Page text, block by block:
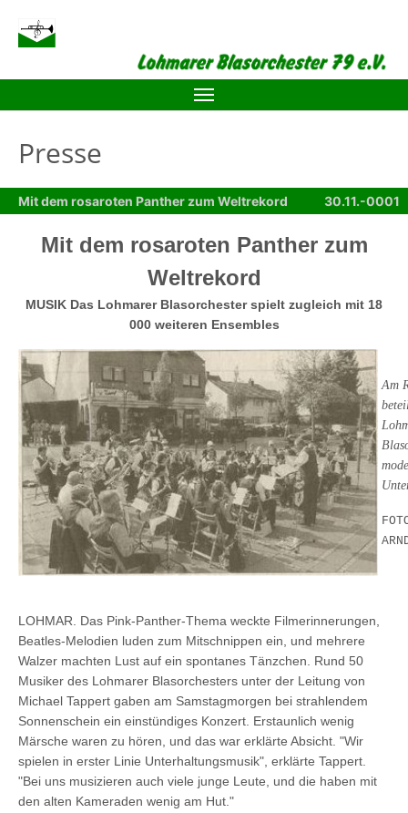
Presse
Mit dem rosaroten Panther zum Weltrekord 30.11.-0001
Mit dem rosaroten Panther zum
Weltrekord
MUSIK Das Lohmarer Blasorchester spielt zugleich mit 18
000 weiteren Ensembles
Am
LOHMAR. Das Pink-Panther-Thema weckte Filmerinnerungen,
Beatles-Melodien luden zum Mitschnippen ein, und mehrere
Walzer machten Lust auf ein spontanes Tänzchen. Rund 50
Musiker des Lohmarer Blasorchesters unter der Leitung von
Michael Tappert gaben am Samstagmorgen bei strahlendem
Sonnenschein ein einstündiges Konzert. Erstaunlich wenig
Märsche waren zu hören, und das war erklärte Absicht. "Wir
spielen in erster Linie Unterhaltungsmusik", erklärte Tappert.
"Bei uns musizieren auch viele junge Leute, und die haben mit
den alten Kameraden wenig am Hut."